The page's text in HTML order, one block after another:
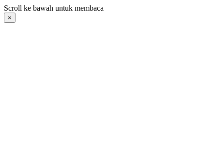
Langsung
ke
konten
Scroll ke bawah untuk membaca
×